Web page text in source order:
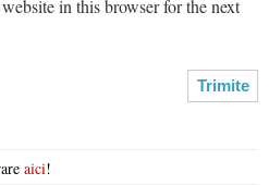
in this browser for the next
aici!